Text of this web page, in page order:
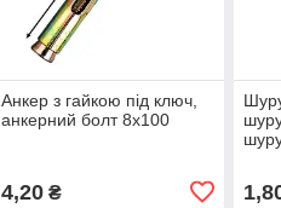
Анкер з гайкою під ключ,
анкерний болт 8х100
4,20₴